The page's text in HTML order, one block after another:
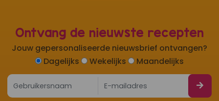
Ontvang de nieuwste recepten
Jouw gepersonaliseerde nieuwsbrief ontvangen?
Dagelijks
Wekelijks Maandelijks